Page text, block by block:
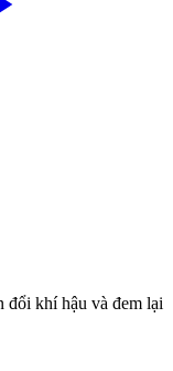
khí hậu và đem lại